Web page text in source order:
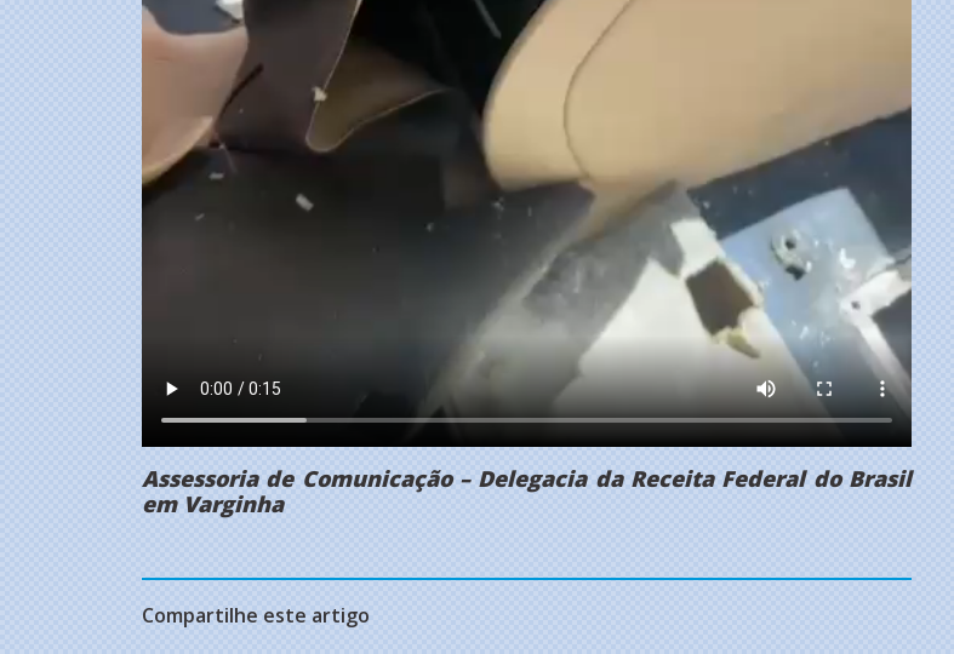
Assessoria de Comunicação – Delegacia da Receita Federal do Brasil
em Varginha
Compartilhe este artigo